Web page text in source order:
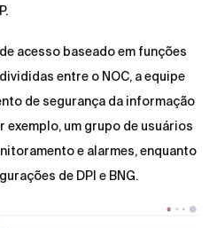
acesso baseado em funções
entre o NOC, a equipe
de segurança da informação
um grupo de usuários
e alarmes, enquanto
de DPI e BNG.